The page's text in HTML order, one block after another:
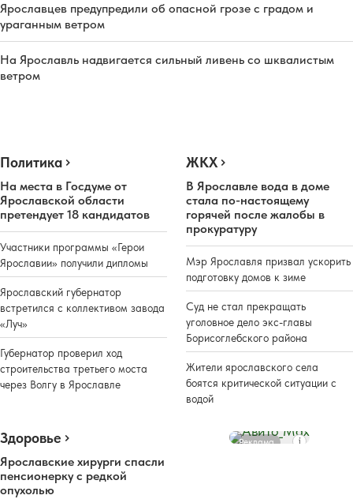
Ярославцев предупредили об опасной грозе с градом и
ураганным ветром
На Ярославль надвигается сильный ливень со шквалистым
ветром
Политика
На места в Госдуме от
Ярославской области
претендует 18 кандидатов
Участники программы «Герои
Ярославии» получили дипломы
Ярославский губернатор
встретился с коллективом завода
«Луч»
Губернатор проверил ход
строительства третьего моста
через Волгу в Ярославле
ЖКХ
В Ярославле вода в доме
стала по-настоящему
горячей после жалобы в
прокуратуру
Мэр Ярославля призвал ускорить
подготовку домов к зиме
Суд не стал прекращать
уголовное дело экс-главы
Борисоглебского района
Жители ярославского села
боятся критической ситуации с
водой
Здоровье
Ярославские хирурги спасли
пенсионерку с редкой
опухолью
Реклама